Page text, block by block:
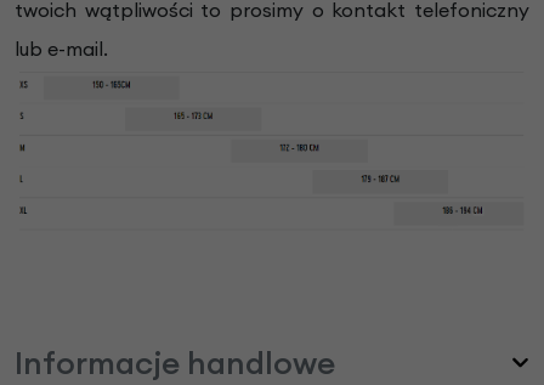
twoich wątpliwości to prosimy o kontakt telefoniczny
lub e-mail.
Informacje handlowe